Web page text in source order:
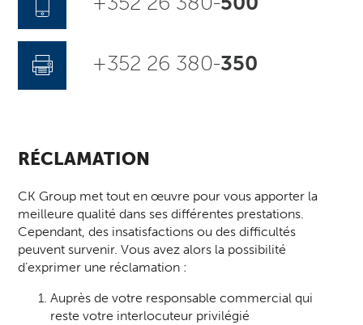
+352 26 380-350
RÉCLAMATION
CK Group met tout en œuvre pour vous apporter la
meilleure qualité dans ses différentes prestations.
Cependant, des insatisfactions ou des difficultés
peuvent survenir. Vous avez alors la possibilité
d’exprimer une réclamation :
Auprès de votre responsable commercial qui
reste votre interlocuteur privilégié